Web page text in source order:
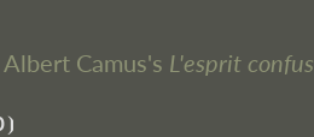
Camus's L'esprit confus
⦘